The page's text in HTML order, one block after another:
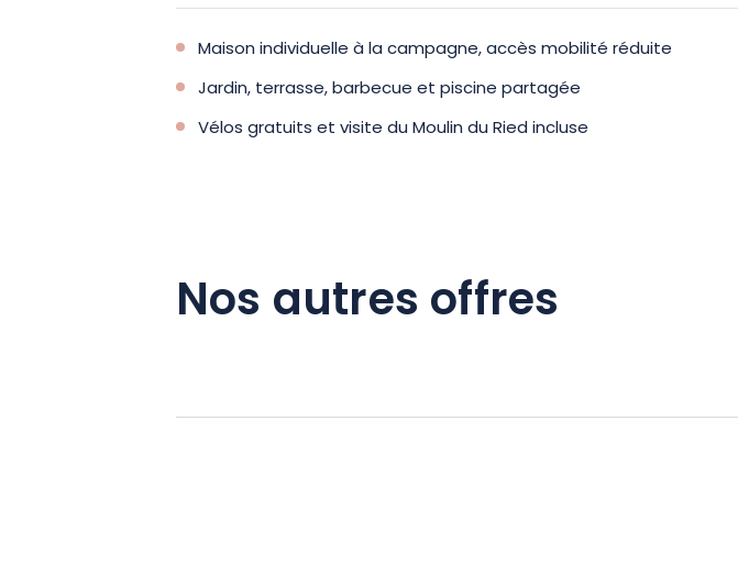
Maison individuelle à la campagne, accès mobilité réduite
Jardin, terrasse, barbecue et piscine partagée
Vélos gratuits et visite du Moulin du Ried incluse
Nos autres offres